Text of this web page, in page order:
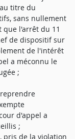
titre du
sans nullement
l'arrêt du 11
de dispositif sur
de l'intérêt
a méconnu le
;
d'appel a
;
pris de la violation